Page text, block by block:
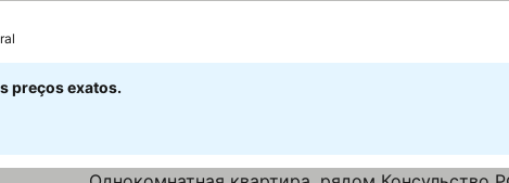
preços exatos.